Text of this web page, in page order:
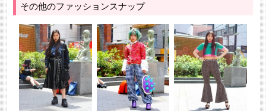
その他のファッションスナップ